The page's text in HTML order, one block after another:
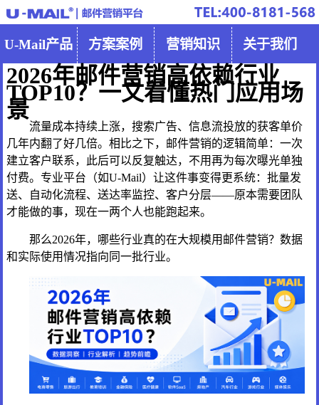
U-Mail产品 方案案例 营销知识 关于我们
2026年邮件营销高依赖行业
TOP10？一文看懂热门应用场
景
流量成本持续上涨，搜索广告、信息流投放的获客单价
几年内翻了好几倍。相比之下，邮件营销的逻辑简单：一次
建立客户联系，此后可以反复触达，不用再为每次曝光单独
付费。专业平台（如U-Mail）让这件事变得更系统：批量发
送、自动化流程、送达率监控、客户分层——原本需要团队
才能做的事，现在一两个人也能跑起来。
那么2026年，哪些行业真的在大规模用邮件营销？数据
和实际使用情况指向同一批行业。